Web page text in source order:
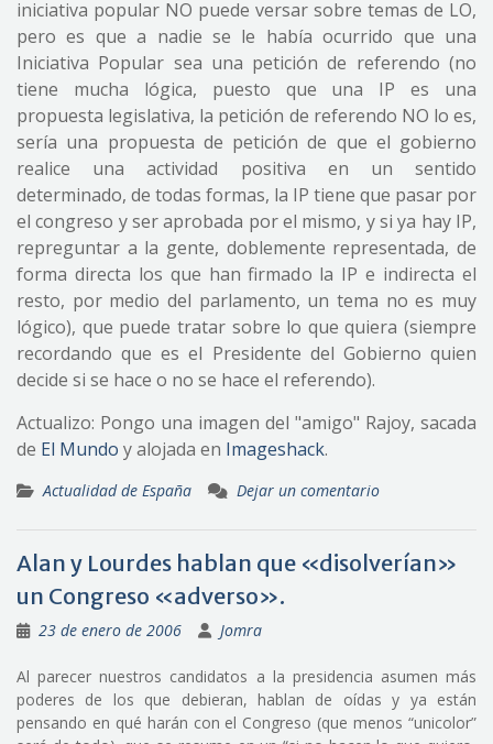
iniciativa popular NO puede versar sobre temas de LO,
pero es que a nadie se le había ocurrido que una
Iniciativa Popular sea una petición de referendo (no
tiene mucha lógica, puesto que una IP es una
propuesta legislativa, la petición de referendo NO lo es,
sería una propuesta de petición de que el gobierno
realice una actividad positiva en un sentido
determinado, de todas formas, la IP tiene que pasar por
el congreso y ser aprobada por el mismo, y si ya hay IP,
repreguntar a la gente, doblemente representada, de
forma directa los que han firmado la IP e indirecta el
resto, por medio del parlamento, un tema no es muy
lógico), que puede tratar sobre lo que quiera (siempre
recordando que es el Presidente del Gobierno quien
decide si se hace o no se hace el referendo).
Actualizo: Pongo una imagen del "amigo" Rajoy, sacada
de El Mundo y alojada en Imageshack.
Actualidad de España Dejar un comentario
Alan y Lourdes hablan que «disolverían»
un Congreso «adverso».
23 de enero de 2006 Jomra
Al parecer nuestros candidatos a la presidencia asumen más
poderes de los que debieran, hablan de oídas y ya están
pensando en qué harán con el Congreso (que menos “unicolor”